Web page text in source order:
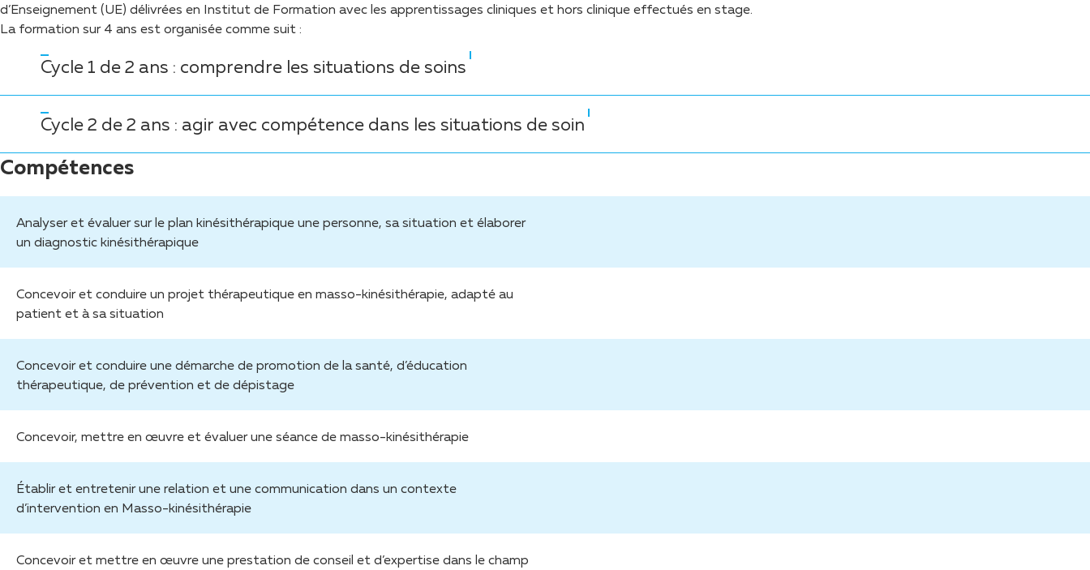
d’Enseignement (UE) délivrées en Institut de Formation avec les apprentissages cliniques et hors clinique effectués en stage.
La formation sur 4 ans est organisée comme suit :
Cycle 1 de 2 ans : comprendre les situations de soins
Cycle 2 de 2 ans : agir avec compétence dans les situations de soin
Compétences
Analyser et évaluer sur le plan kinésithérapique une personne, sa situation et élaborer
un diagnostic kinésithérapique
Concevoir et conduire un projet thérapeutique en masso-kinésithérapie, adapté au
patient et à sa situation
Concevoir et conduire une démarche de promotion de la santé, d’éducation
thérapeutique, de prévention et de dépistage
Concevoir, mettre en œuvre et évaluer une séance de masso-kinésithérapie
Établir et entretenir une relation et une communication dans un contexte
d’intervention en Masso-kinésithérapie
Concevoir et mettre en œuvre une prestation de conseil et d’expertise dans le champ